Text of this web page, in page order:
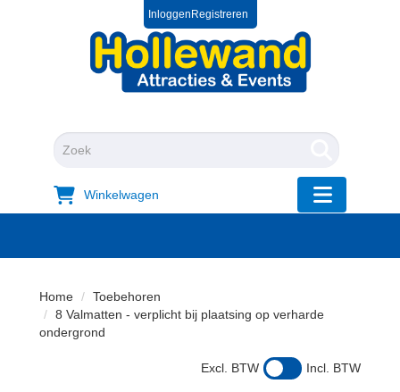
Inloggen Registreren
Winkelwagen
"Toggle
Home
Toebehoren
8 Valmatten - verplicht bij plaatsing op verharde
ondergrond
Excl. BTW Incl. BTW